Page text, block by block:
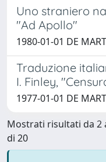
Uno straniero
"Ad Apollo"
1980-01-01 DE
Traduzione
I. Finley,
1977-01-01 DE
Mostrati risultati da 2
di 20